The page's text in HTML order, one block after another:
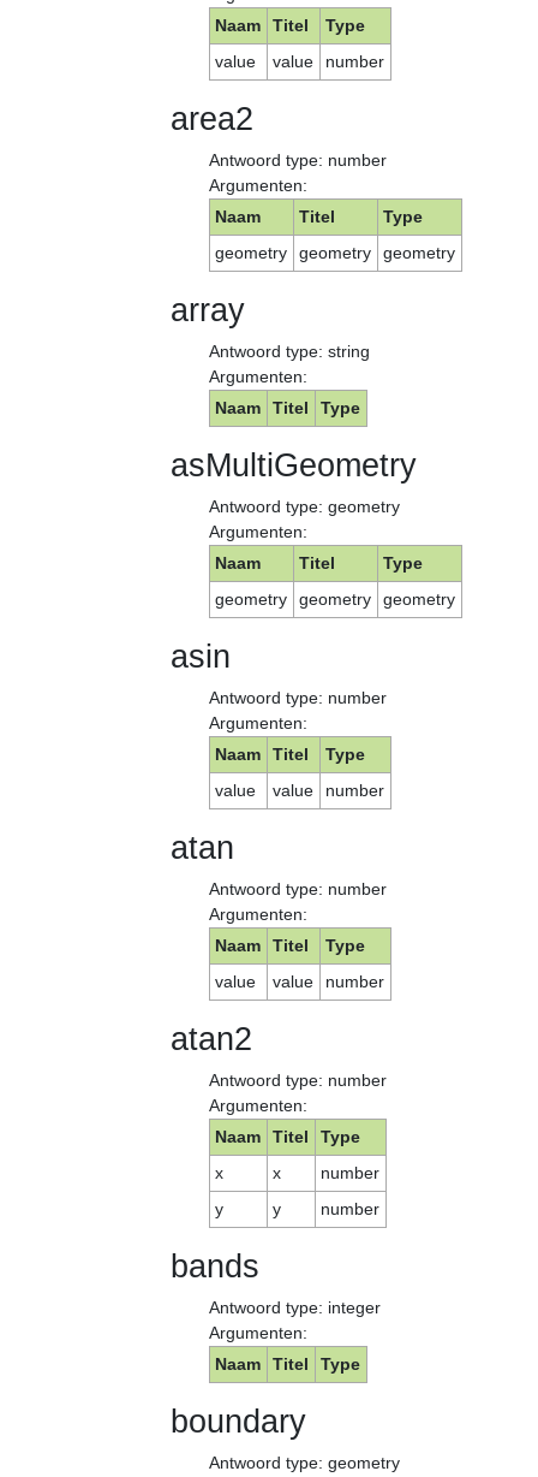
Naam
Titel
Type
value
value number
area2
Antwoord type: number
Argumenten:
Naam
Titel
Type
geometry
geometry geometry
array
Antwoord type: string
Argumenten:
Naam
Titel Type
asMultiGeometry
Antwoord type: geometry
Argumenten:
Naam
Titel
Type
geometry
geometry geometry
asin
Antwoord type: number
Argumenten:
Naam
Titel
Type
value
value number
atan
Antwoord type: number
Argumenten:
Naam
Titel
Type
value
value number
atan2
Antwoord type: number
Argumenten:
Naam
Titel
Type
x
x
number
y
y number
bands
Antwoord type: integer
Argumenten:
Naam
Titel Type
boundary
Antwoord type: geometry